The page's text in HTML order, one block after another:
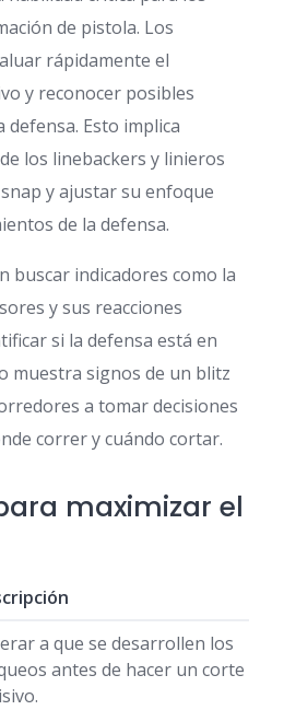
de pistola. Los
rápidamente el
y reconocer posibles
defensa. Esto implica
los linebackers y linieros
y ajustar su enfoque
de la defensa.
buscar indicadores como la
y sus reacciones
si la defensa está en
muestra signos de un blitz
a tomar decisiones
correr y cuándo cortar.
maximizar el
a que se desarrollen los
antes de hacer un corte